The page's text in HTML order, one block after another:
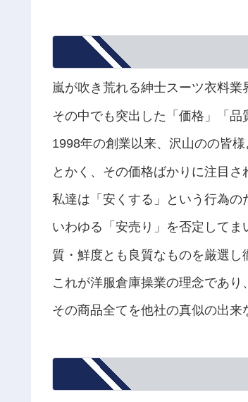
嵐が吹き荒れる紳士スーツ衣料業
その中でも突出した「価格」「品
1998年の創業以来、沢山のの皆
とかく、その価格ばかりに注目
私達は「安くする」という行為の
いわゆる「安売り」を否定してま
質・鮮度とも良質なものを厳選し
これが洋服倉庫操業の理念であり、
その商品全てを他社の真似の出来